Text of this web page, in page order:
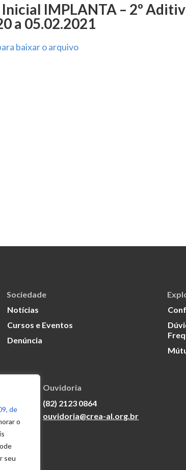
de
o
seu
IMPLANTA – 2º
a 05.02.2021
baixar o arquivo
Sociedade
Notícias
Cursos e Eventos
Denúncia
Ouvidoria
(82) 2123 0864
ouvidoria@crea-al.org.br